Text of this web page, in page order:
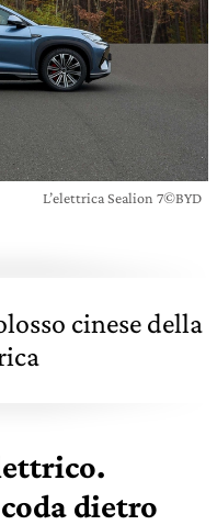
L’elettrica Sealion 7©BYD
cinese della
dietro